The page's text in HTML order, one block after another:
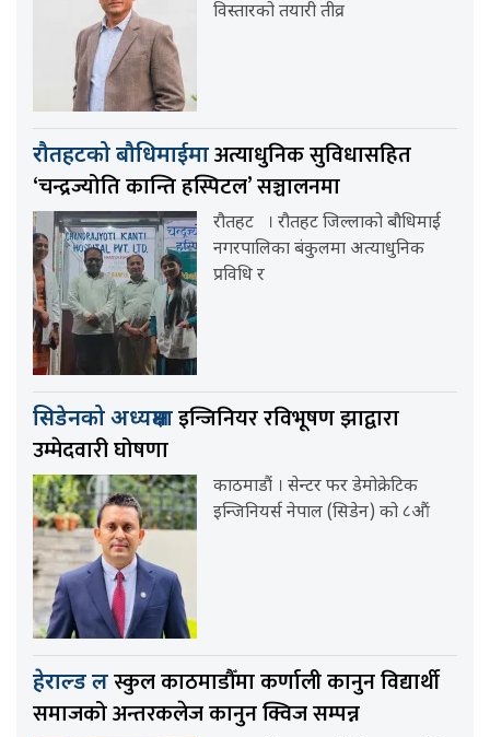
विस्तारको तयारी तीव्र
रौतहटको बौधिमाईमाअत्याधुनिक सुविधासहित
‘चन्द्रज्योति कान्ति हस्पिटल’ सञ्चालनमा
रौतहट । रौतहट जिल्लाको बौधिमाई
नगरपालिका बंकुलमा अत्याधुनिक
प्रविधि र
सिडेनको अध्यक्षमाइन्जिनियर रविभूषण झाद्वारा
उम्मेदवारी घोषणा
काठमाडौं । सेन्टर फर डेमोक्रेटिक
इन्जिनियर्स नेपाल (सिडेन) को ८औं
हेराल्ड लस्कुल काठमाडौँमा कर्णाली कानुन विद्यार्थी
समाजको अन्तरकलेज कानुन क्विज सम्पन्न